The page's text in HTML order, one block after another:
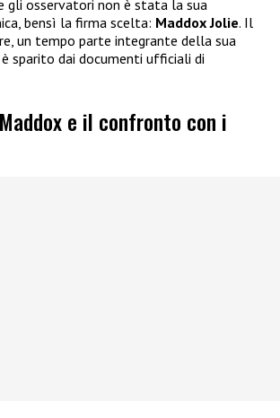
gli osservatori non è stata la sua
bensì la firma scelta: Maddox Jolie. Il
un tempo parte integrante della sua
sparito dai documenti ufficiali di
e il confronto con i